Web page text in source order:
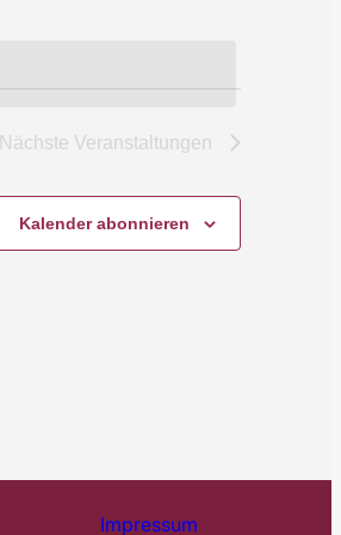
Nächste Veranstaltungen
Kalender abonnieren
Impressum